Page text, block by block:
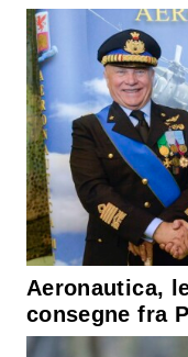
Aeronautica,
consegne fra